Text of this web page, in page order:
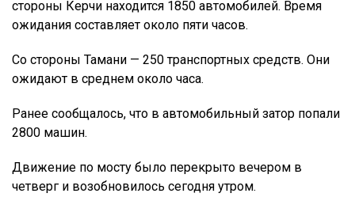
стороны Керчи находится 1850 автомобилей. Время
ожидания составляет около пяти часов.
Со стороны Тамани — 250 транспортных средств. Они
ожидают в среднем около часа.
Ранее сообщалось, что в автомобильный затор попали
2800 машин.
Движение по мосту было перекрыто вечером в
четверг и возобновилось сегодня утром.